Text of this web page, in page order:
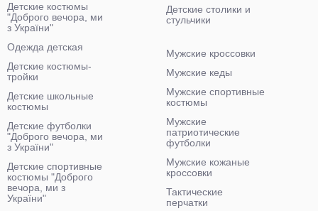
Детские столики и
стульчики
Детские костюмы
"Доброго вечора, ми
з України"
Одежда детская
Детские костюмы-
тройки
Детские школьные
костюмы
Детские футболки
"Доброго вечора, ми
з України"
Детские спортивные
костюмы "Доброго
вечора, ми з
України"
Мужские кроссовки
Мужские кеды
Мужские спортивные
костюмы
Мужские
патриотические
футболки
Мужские кожаные
кроссовки
Тактические
перчатки